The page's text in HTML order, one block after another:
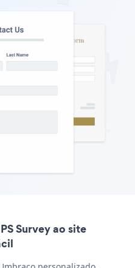
Survey ao site